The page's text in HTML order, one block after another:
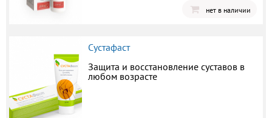
нет в наличии
Сустафаст
Защита и восстановление суставов в
любом возрасте